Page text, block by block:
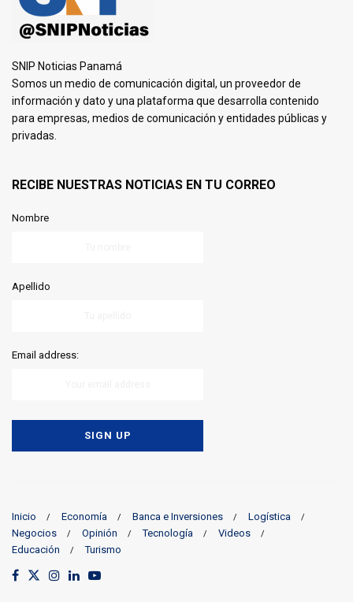
SNIP Noticias Panamá
Somos un medio de comunicación digital, un proveedor de
información y dato y una plataforma que desarrolla contenido
para empresas, medios de comunicación y entidades públicas y
privadas.
RECIBE NUESTRAS NOTICIAS EN TU CORREO
Nombre
Apellido
Email address:
Inicio Economía Banca e Inversiones
Logística
Negocios
Opinión Tecnología
Videos
Educación
Turismo